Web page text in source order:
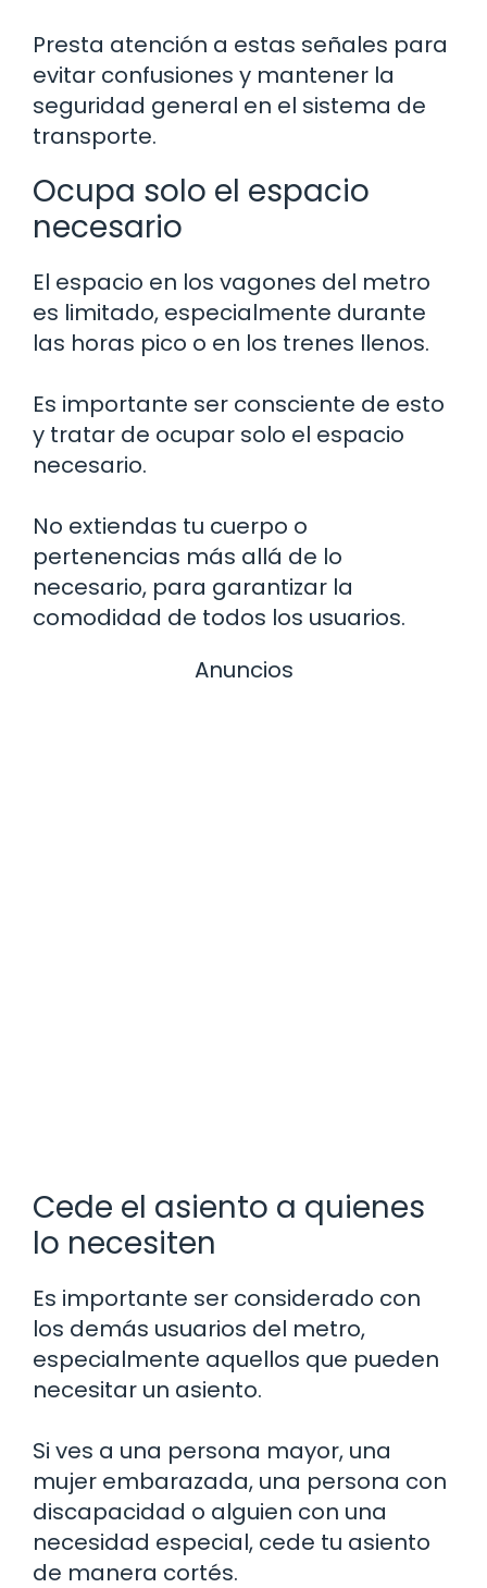
Presta atención a estas señales para
evitar confusiones y mantener la
seguridad general en el sistema de
transporte.
Ocupa solo el espacio
necesario
El espacio en los vagones del metro
es limitado, especialmente durante
las horas pico o en los trenes llenos.
Es importante ser consciente de esto
y tratar de ocupar solo el espacio
necesario.
No extiendas tu cuerpo o
pertenencias más allá de lo
necesario, para garantizar la
comodidad de todos los usuarios.
Anuncios
Cede el asiento a quienes
lo necesiten
Es importante ser considerado con
los demás usuarios del metro,
especialmente aquellos que pueden
necesitar un asiento.
Si ves a una persona mayor, una
mujer embarazada, una persona con
discapacidad o alguien con una
necesidad especial, cede tu asiento
de manera cortés.